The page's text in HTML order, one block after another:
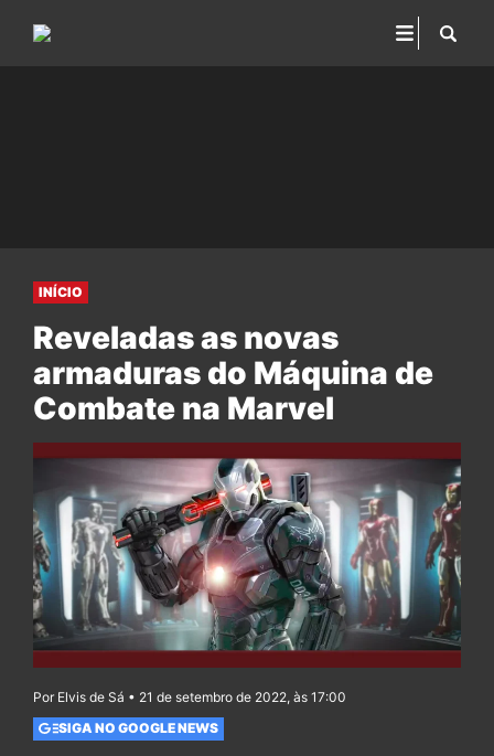
INÍCIO
Reveladas as novas
armaduras do Máquina de
Combate na Marvel
Por Elvis de Sá • 21 de setembro de 2022, às 17:00
SIGA NO GOOGLE NEWS